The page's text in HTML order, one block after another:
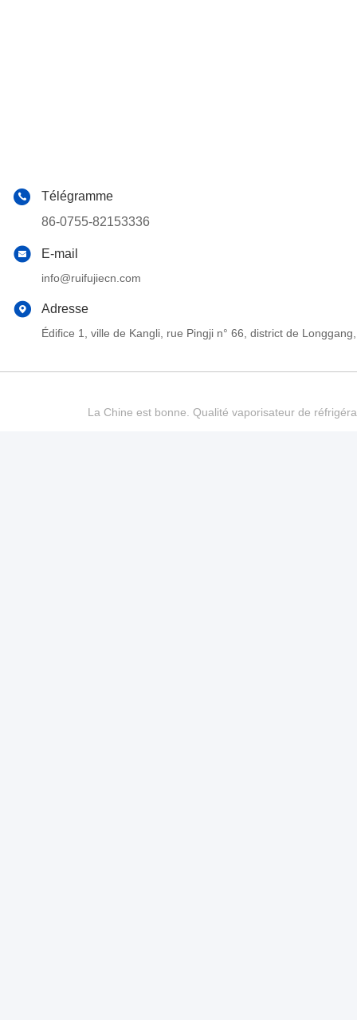
Télégramme
86-0755-82153336
E-mail
info@ruifujiecn.com
Adresse
Édifice 1, ville de Kangli, rue Pingji n° 66, district de
La Chine est bonne. Qualité vaporisateur de